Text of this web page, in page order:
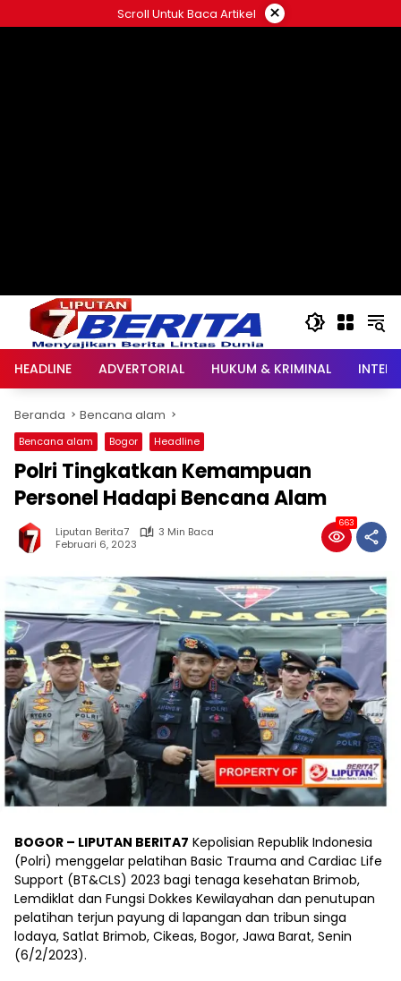
ke
Scroll Untuk Baca Artikel ×
HEADLINE ADVERTORIAL HUKUM & KRIMINAL
Beranda Bencana alam
Bencana alam Bogor Headline
Polri Tingkatkan Kemampuan
Personel Hadapi Bencana Alam
Liputan Berita7
3 Min Baca
Februari 6, 2023
663
BOGOR – LIPUTAN BERITA7 Kepolisian Republik Indonesia
(Polri) menggelar pelatihan Basic Trauma and Cardiac Life
Support (BT&CLS) 2023 bagi tenaga kesehatan Brimob,
Lemdiklat dan Fungsi Dokkes Kewilayahan dan penutupan
pelatihan terjun payung di lapangan dan tribun singa
lodaya, Satlat Brimob, Cikeas, Bogor, Jawa Barat, Senin
(6/2/2023).